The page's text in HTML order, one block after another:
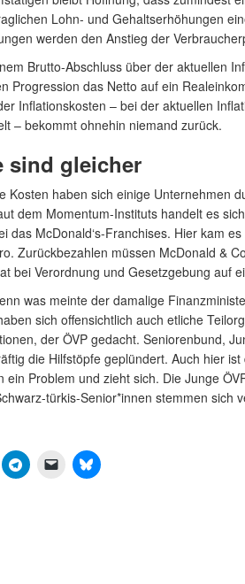
Lohn- und Gehaltserhöhungen
werden den Anstieg der
Brutto-Abschluss über der aktuellen
Progression das Netto auf ein
Inflationskosten – bei der aktuellen
– bekommt ohnehin niemand zurück.
sind gleicher
Kosten haben sich einige Unternehmen
dem Momentum-Instituts handelt es
das McDonald‘s-Franchises. Hier kam
Zurückbezahlen müssen McDonald &
bei Verordnung und Gesetzgebung auf
was meinte der damalige
sich offensichtlich auch etliche
der ÖVP gedacht. Seniorenbund,
die Hilfstöpfe geplündert. Auch hier
ein Problem und zieht sich. Die Junge
türkis-Senior*innen stemmen sich